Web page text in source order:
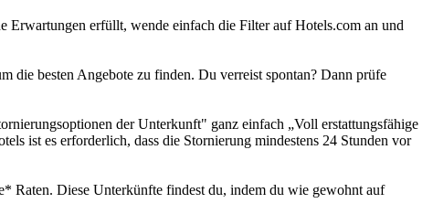
Erwartungen erfüllt, wende einfach die Filter auf Hotels.com an und
die besten Angebote zu finden. Du verreist spontan? Dann prüfe
der Unterkunft" ganz einfach „Voll erstattungsfähige
ist es erforderlich, dass die Stornierung mindestens 24 Stunden vor
Raten. Diese Unterkünfte findest du, indem du wie gewohnt auf